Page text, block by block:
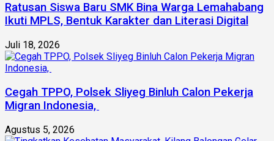
Ratusan Siswa Baru SMK Bina Warga Lemahabang
Ikuti MPLS, Bentuk Karakter dan Literasi Digital
Juli 18, 2026
Cegah TPPO, Polsek Sliyeg Binluh Calon Pekerja
Migran Indonesia,
Agustus 5, 2026